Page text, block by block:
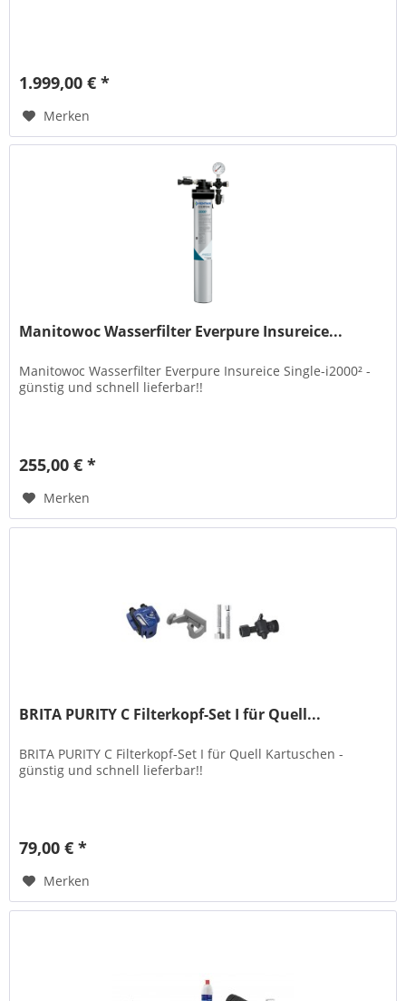
1.999,00 € *
Merken
Manitowoc Wasserfilter Everpure Insureice...
Manitowoc Wasserfilter Everpure Insureice Single-i2000² -
günstig und schnell lieferbar!!
255,00 € *
Merken
BRITA PURITY C Filterkopf-Set I für Quell...
BRITA PURITY C Filterkopf-Set I für Quell Kartuschen -
günstig und schnell lieferbar!!
79,00 € *
Merken